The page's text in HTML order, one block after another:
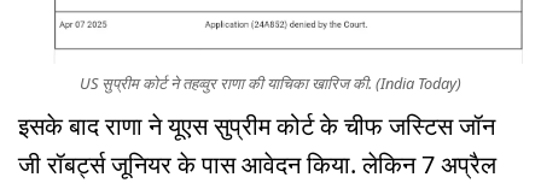
US सुप्रीम कोर्ट ने तहव्वुर राणा की याचिका खारिज की. (India Today)
इसके बाद राणा ने यूएस सुप्रीम कोर्ट के चीफ जस्टिस जॉन
जी रॉबर्ट्स जूनियर के पास आवेदन किया. लेकिन 7 अप्रैल